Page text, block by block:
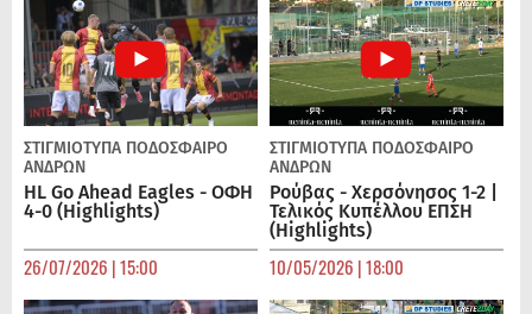
ΣΤΙΓΜΙΟΤΥΠΑ ΠΟΔΌΣΦΑΙΡΟ
ΑΝΔΡΏΝ
HL Go Ahead Eagles - ΟΦΗ
4-0 (Highlights)
26/07/2026 | 15:00
ΣΤΙΓΜΙΟΤΥΠΑ ΠΟΔΌΣΦΑΙΡΟ
ΑΝΔΡΏΝ
Ρούβας - Χερσόνησος 1-2 |
Τελικός Κυπέλλου ΕΠΣΗ
(Highlights)
10/05/2026 | 18:00